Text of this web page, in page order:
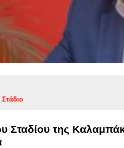
Στάδιο
Σταδίου της